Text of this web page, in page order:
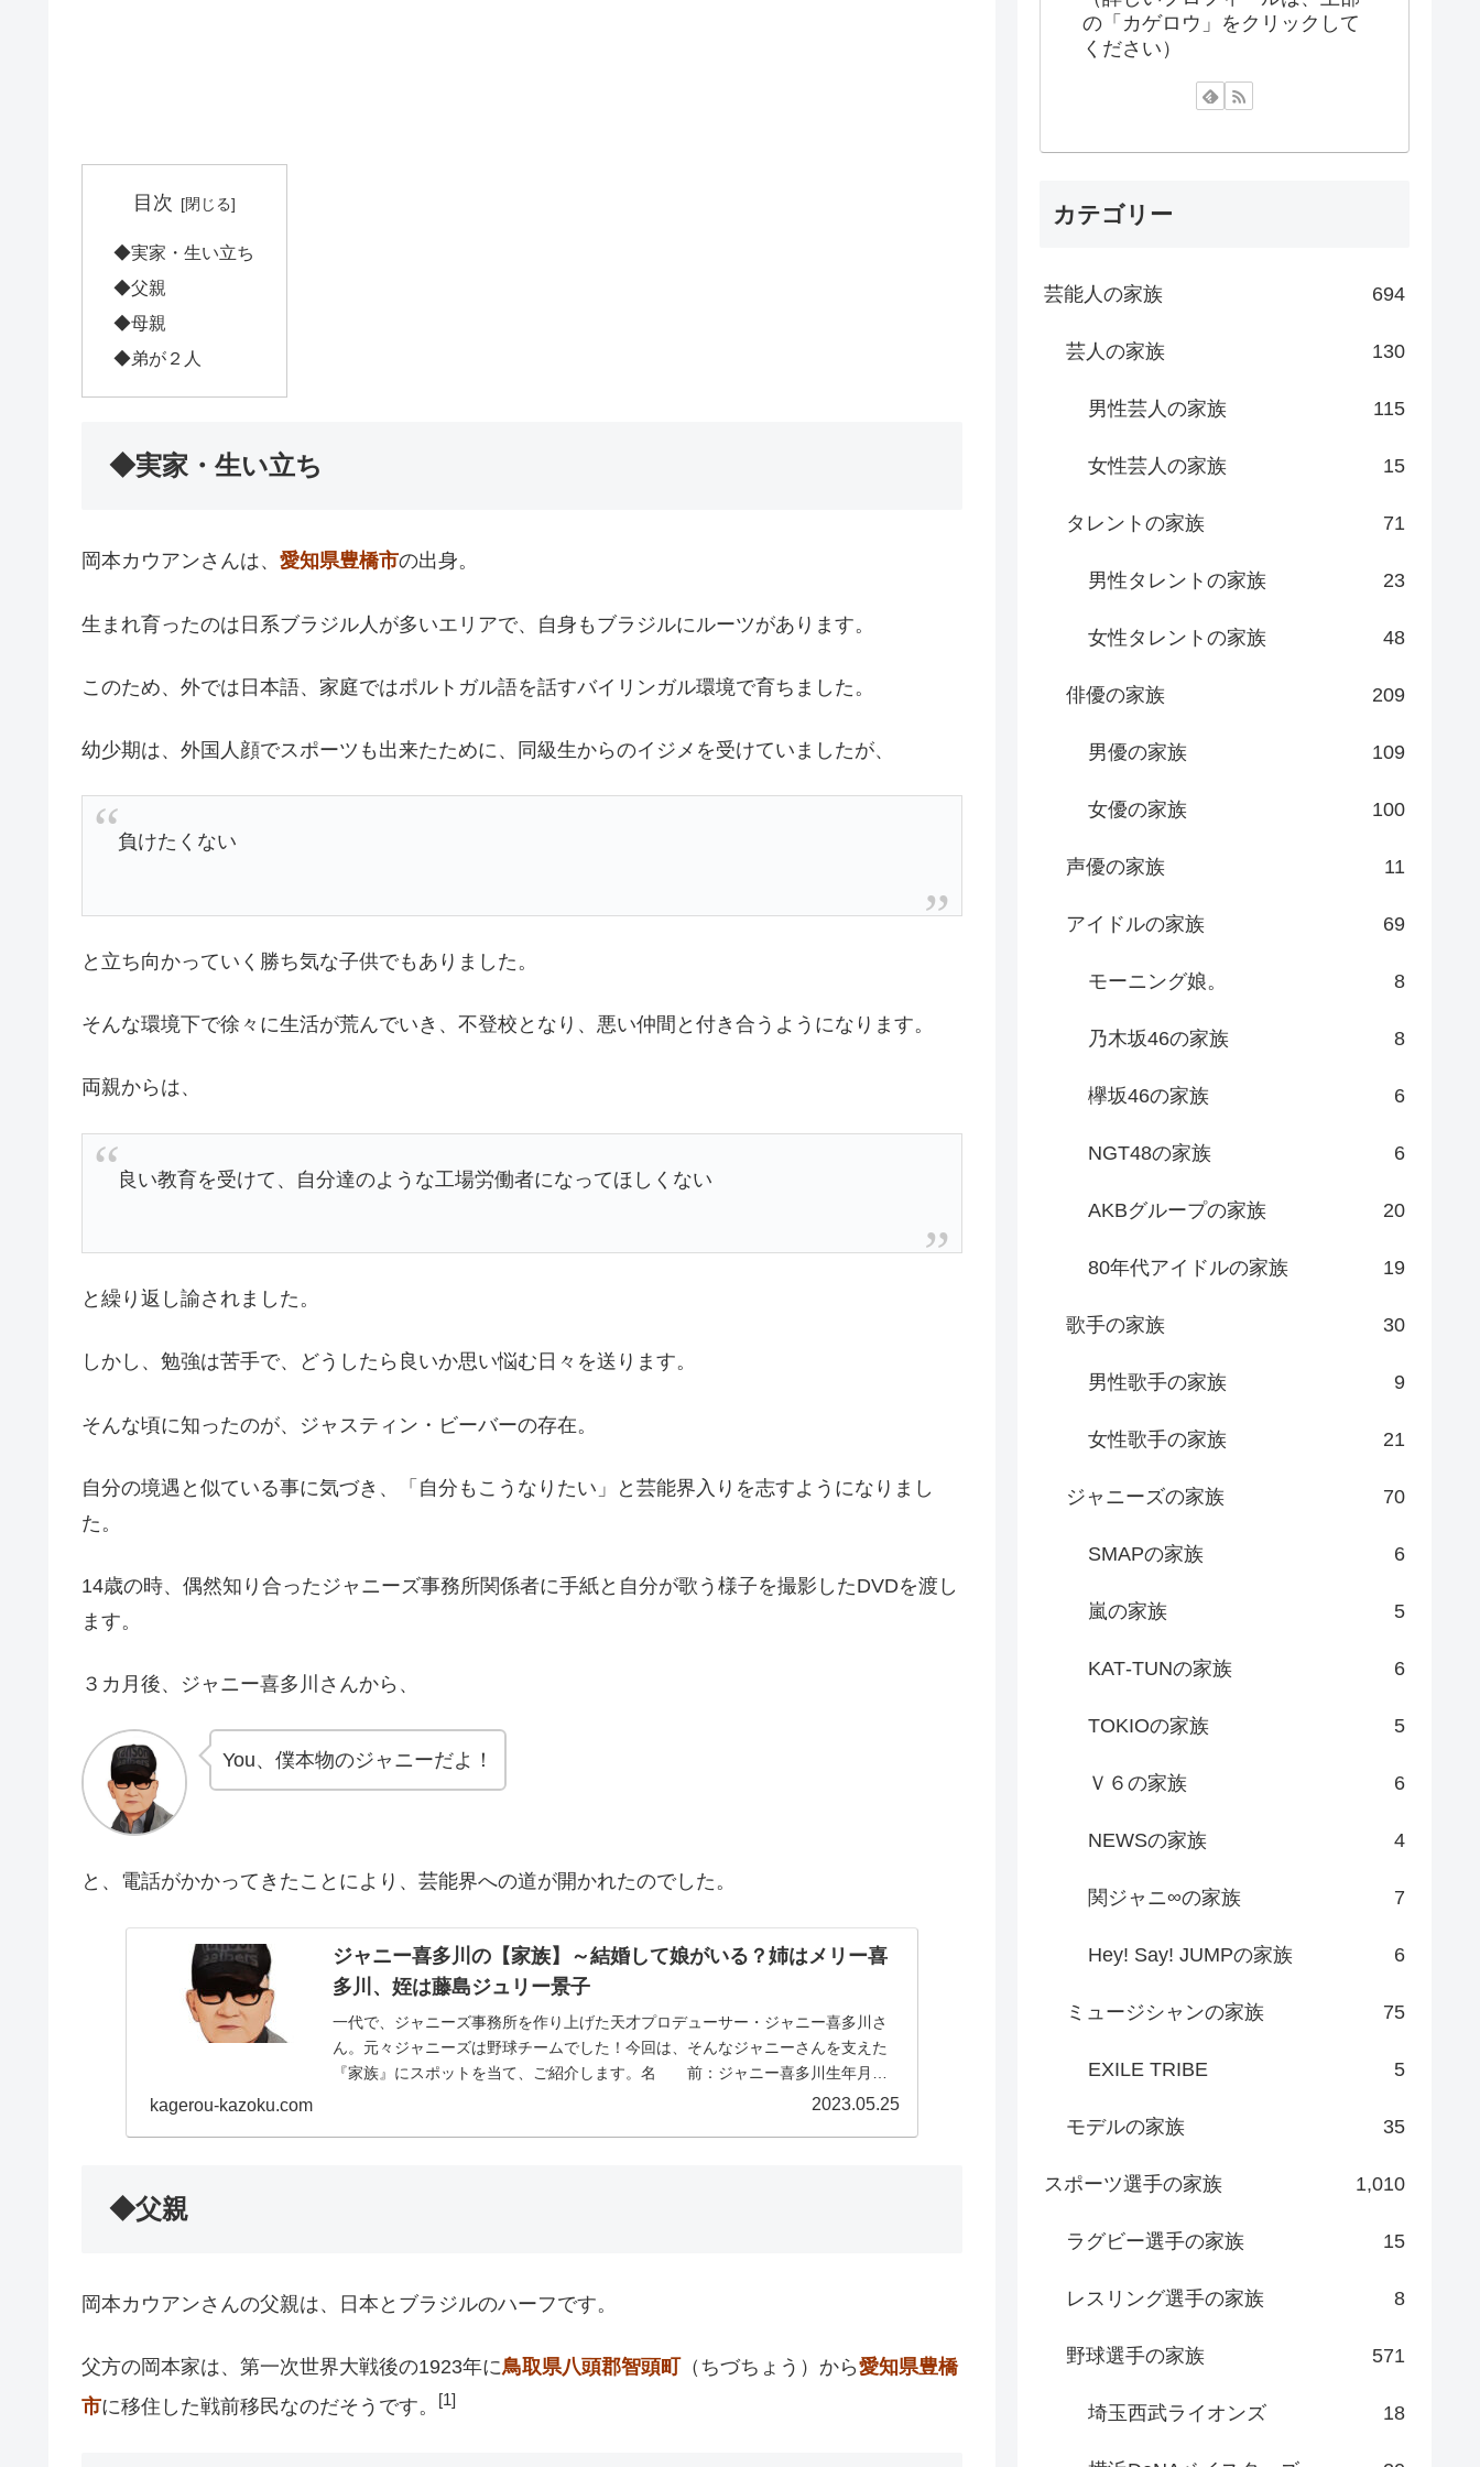
目次
◆実家・生い立ち
◆父親
◆母親
◆弟が２人
◆実家・生い立ち
岡本カウアンさんは、 愛知県豊橋市の出身。
生まれ育ったのは日系ブラジル人が多いエリアで、自身もブラジルにルーツがあります。
このため、外では日本語、家庭ではポルトガル語を話すバイリンガル環境で育ちました。
幼少期は、外国人顔でスポーツも出来たために、同級生からのイジメを受けていましたが、
負けたくない
と立ち向かっていく勝ち気な子供でもありました。
そんな環境下で徐々に生活が荒んでいき、不登校となり、悪い仲間と付き合うようになります。
両親からは、
良い教育を受けて、自分達のような工場労働者になってほしくない
と繰り返し諭されました。
しかし、勉強は苦手で、どうしたら良いか思い悩む日々を送ります。
そんな頃に知ったのが、ジャスティン・ビーバーの存在。
自分の境遇と似ている事に気づき、「自分もこうなりたい」と芸能界入りを志すようになりまし
た。
14歳の時、偶然知り合ったジャニーズ事務所関係者に手紙と自分が歌う様子を撮影したDVDを渡し
ます。
３カ月後、ジャニー喜多川さんから、
You、僕本物のジャニーだよ！
と、電話がかかってきたことにより、芸能界への道が開かれたのでした。
ジャニー喜多川の【家族】～結婚して娘がいる？姉はメリー喜
多川、姪は藤島ジュリー景子
一代で、ジャニーズ事務所を作り上げた天才プロデューサー・ジャニー喜多川さ
ん。元々ジャニーズは野球チームでした！今回は、そんなジャニーさんを支えた
『家族』にスポットを当て、ご紹介します。名 前：ジャニー喜多川生年月
kagerou-kazoku.com 2023.05.25
◆父親
岡本カウアンさんの父親は、日本とブラジルのハーフです。
父方の岡本家は、第一次世界大戦後の1923年に鳥取県八頭郡智頭町 （ちづちょう）から愛知県豊橋
市に移住した戦前移民なのだそうです。 [1]
の「カゲロウ」をクリックして
ください）
カテゴリー
芸能人の家族 694
芸人の家族 130
男性芸人の家族 115
女性芸人の家族 15
タレントの家族 71
男性タレントの家族 23
女性タレントの家族 48
俳優の家族 209
男優の家族 109
女優の家族 100
声優の家族 11
アイドルの家族 69
モーニング娘。 8
乃木坂46の家族 8
欅坂46の家族 6
NGT48の家族 6
AKBグループの家族 20
80年代アイドルの家族 19
歌手の家族 30
男性歌手の家族 9
女性歌手の家族 21
ジャニーズの家族 70
SMAPの家族 6
嵐の家族 5
KAT‐TUNの家族 6
TOKIOの家族 5
Ｖ６の家族 6
NEWSの家族 4
関ジャニ∞の家族 7
Hey! Say! JUMPの家族 6
ミュージシャンの家族 75
EXILE TRIBE 5
モデルの家族 35
スポーツ選手の家族 1,010
ラグビー選手の家族 15
レスリング選手の家族 8
野球選手の家族 571
埼玉西武ライオンズ 18